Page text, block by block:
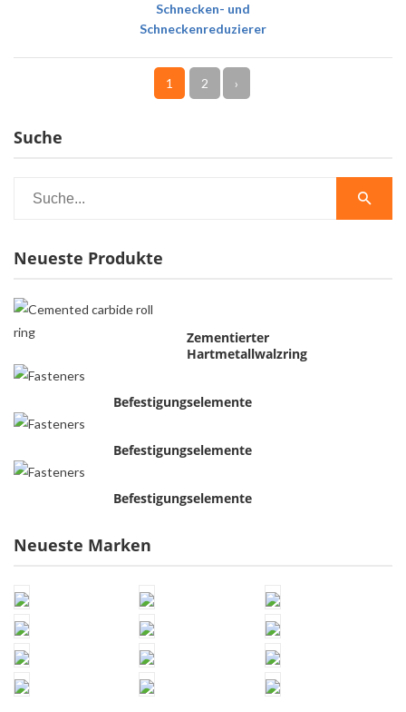
Suche
Neueste Produkte
Zementierter
Hartmetallwalzring
Befestigungselemente
Befestigungselemente
Befestigungselemente
Neueste Marken
Schnecken- und
Schneckenreduzierer
1 2 ›